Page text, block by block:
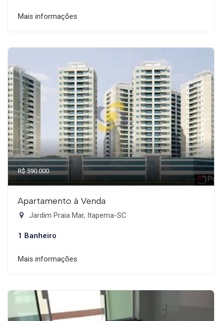
Mais informações
R$ 590.000
Apartamento à Venda
Jardim Praia Mar, Itapema-SC
1 Banheiro
Mais informações